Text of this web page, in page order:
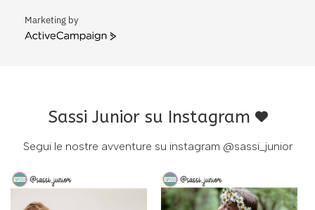
Marketing by
ActiveCampaign
Sassi Junior su Instagram
Segui le nostre avventure su instagram @sassi_junior